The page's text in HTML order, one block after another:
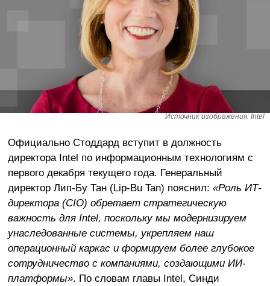
Источник изображения: Intel
Официально Стоддард вступит в должность
директора Intel по информационным технологиям с
первого декабря текущего года. Генеральный
директор Лип-Бу Тан (Lip-Bu Tan) пояснил: «Роль ИТ-
директора (CIO) обретает стратегическую
важность для Intel, поскольку мы модернизируем
унаследованные системы, укрепляем наш
операционный каркас и формируем более глубокое
сотрудничество с компаниями, создающими ИИ-
платформы». По словам главы Intel, Синди